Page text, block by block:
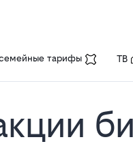
тарифы ТВ